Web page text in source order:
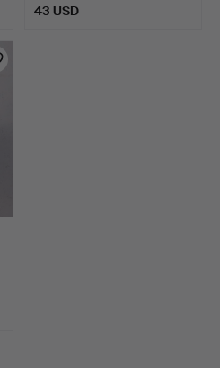
43 USD